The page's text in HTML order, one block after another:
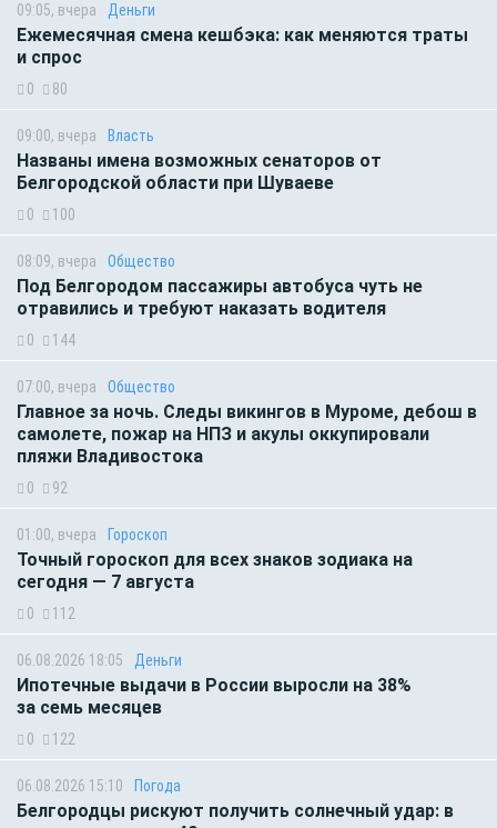
09:05, вчера Деньги
Ежемесячная смена кешбэка: как меняются траты
и спрос
0 80
09:00, вчера Власть
Названы имена возможных сенаторов от
Белгородской области при Шуваеве
0 100
08:09, вчера Общество
Под Белгородом пассажиры автобуса чуть не
отравились и требуют наказать водителя
0 144
07:00, вчера Общество
Главное за ночь. Следы викингов в Муроме, дебош в
самолете, пожар на НПЗ и акулы оккупировали
пляжи Владивостока
0 92
01:00, вчера Гороскоп
Точный гороскоп для всех знаков зодиака на
сегодня — 7 августа
0 112
06.08.2026 18:05 Деньги
Ипотечные выдачи в России выросли на 38%
за семь месяцев
0 122
06.08.2026 15:10 Погода
Белгородцы рискуют получить солнечный удар: в